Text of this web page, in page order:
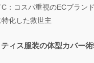
C：コスパ重視のECブラン
化した救世主
ィス服装の体型カバー術